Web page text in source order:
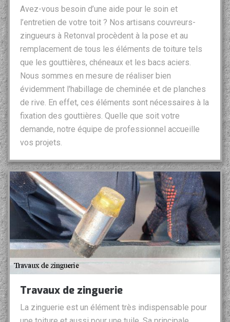
Avez-vous besoin d’une aide pour le soin et
l’entretien de votre toit ? Nos artisans couvreurs-
zingueurs à Retonval procèdent à la pose et au
remplacement de tous les éléments de toiture tels
que les gouttières, chéneaux et les bacs aciers.
Nous sommes en mesure de réaliser bien
évidemment l'habillage de cheminée et de planches
de rive. En effet, ces éléments sont nécessaires à la
fixation des gouttières. Quelle que soit votre
demande, notre équipe de professionnel accueille
vos projets.
Travaux de zinguerie
La zinguerie est un élément très indispensable pour